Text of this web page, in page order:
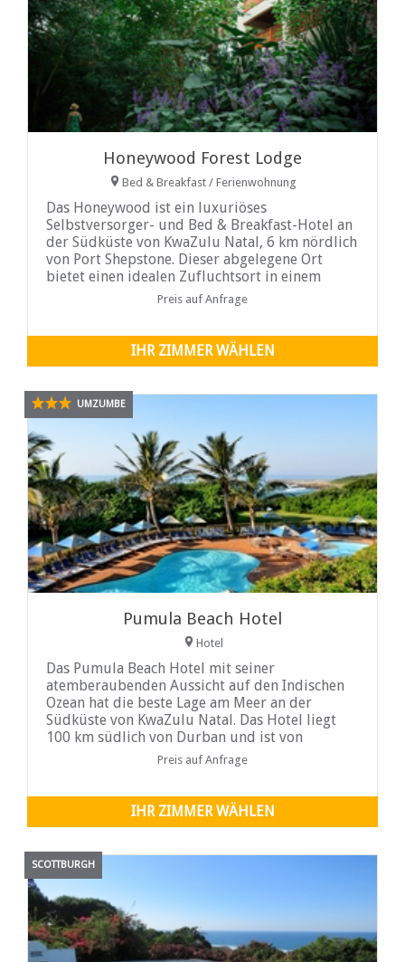
Honeywood Forest Lodge
Bed & Breakfast / Ferienwohnung
Das Honeywood ist ein luxuriöses
Selbstversorger- und Bed & Breakfast-Hotel an
der Südküste von KwaZulu Natal, 6 km nördlich
von Port Shepstone. Dieser abgelegene Ort
bietet einen idealen Zufluchtsort in einem
ruhigen Waldgarten, nur 700 Meter vom Strand
entfernt. Die Einrichtung der Chalets
Preis auf Anfrage
IHR ZIMMER WÄHLEN
UMZUMBE
Pumula Beach Hotel
Hotel
Das Pumula Beach Hotel mit seiner
atemberaubenden Aussicht auf den Indischen
Ozean hat die beste Lage am Meer an der
Südküste von KwaZulu Natal. Das Hotel liegt
100 km südlich von Durban und ist von
einheimischer Küstenvegetation umgeben. Es
ist der ideale Ort für einen erholsamen ...
Preis auf Anfrage
IHR ZIMMER WÄHLEN
SCOTTBURGH